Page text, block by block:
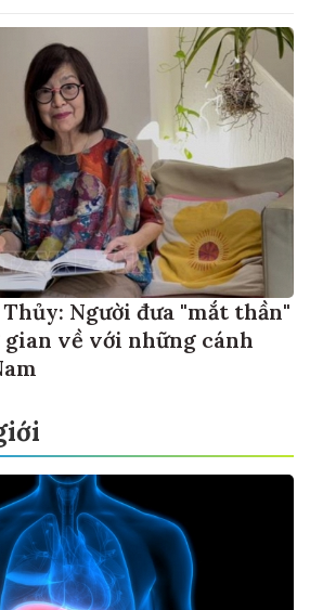
Thủy: Người đưa "mắt thần"
về với những cánh